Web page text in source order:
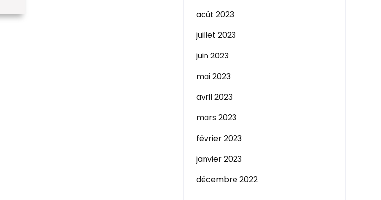
août 2023
juillet 2023
juin 2023
mai 2023
avril 2023
mars 2023
février 2023
janvier 2023
décembre 2022